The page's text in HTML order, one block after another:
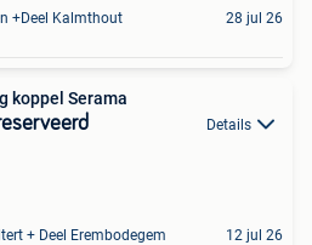
+Deel Kalmthout 28 jul 26
koppel Serama
Details
+ Deel Erembodegem 12 jul 26